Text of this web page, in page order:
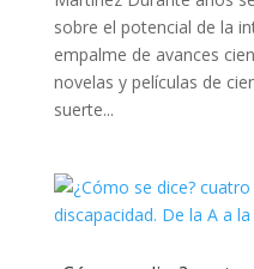
sobre el potencial de la
empalme de avances
novelas y películas de
suerte...